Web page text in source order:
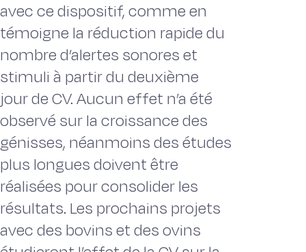
avec ce dispositif, comme en
témoigne la réduction rapide du
nombre d’alertes sonores et
stimuli à partir du deuxième
jour de CV. Aucun effet n’a été
observé sur la croissance des
génisses, néanmoins des études
plus longues doivent être
réalisées pour consolider les
résultats. Les prochains projets
avec des bovins et des ovins